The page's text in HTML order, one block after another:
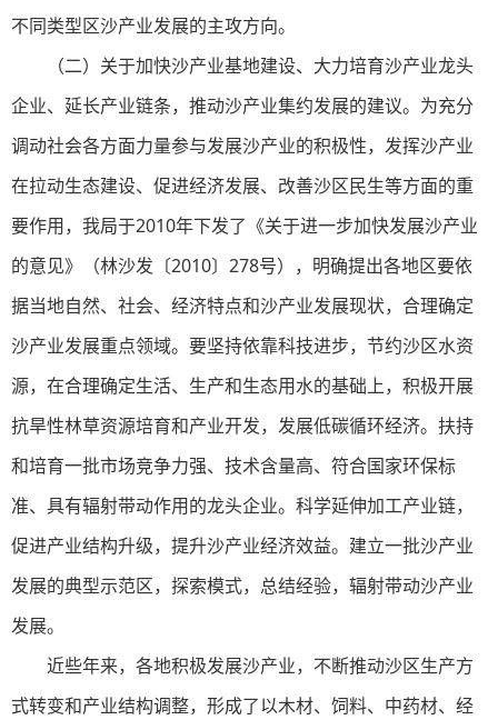
不同类型区沙产业发展的主攻方向。
（二）关于加快沙产业基地建设、大力培育沙产业龙头
企业、延长产业链条，推动沙产业集约发展的建议。为充分
调动社会各方面力量参与发展沙产业的积极性，发挥沙产业
在拉动生态建设、促进经济发展、改善沙区民生等方面的重
要作用，我局于2010年下发了《关于进一步加快发展沙产业
的意见》（林沙发〔2010〕278号），明确提出各地区要依
据当地自然、社会、经济特点和沙产业发展现状，合理确定
沙产业发展重点领域。要坚持依靠科技进步，节约沙区水资
源，在合理确定生活、生产和生态用水的基础上，积极开展
抗旱性林草资源培育和产业开发，发展低碳循环经济。扶持
和培育一批市场竞争力强、技术含量高、符合国家环保标
准、具有辐射带动作用的龙头企业。科学延伸加工产业链，
促进产业结构升级，提升沙产业经济效益。建立一批沙产业
发展的典型示范区，探索模式，总结经验，辐射带动沙产业
发展。
近些年来，各地积极发展沙产业，不断推动沙区生产方
式转变和产业结构调整，形成了以木材、饲料、中药材、经